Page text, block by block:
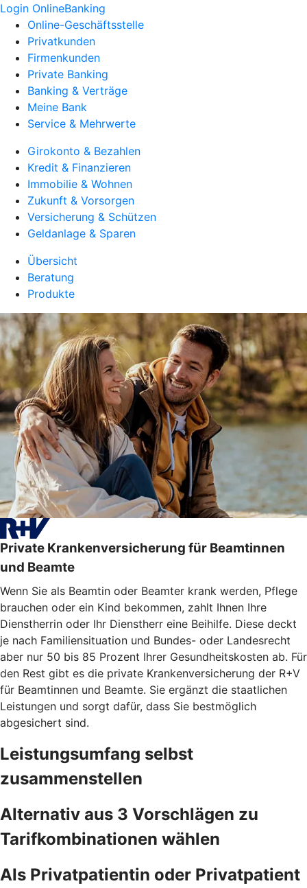
Login OnlineBanking
Online-Geschäftsstelle
Privatkunden
Firmenkunden
Private Banking
Banking & Verträge
Meine Bank
Service & Mehrwerte
Girokonto & Bezahlen
Kredit & Finanzieren
Immobilie & Wohnen
Zukunft & Vorsorgen
Versicherung & Schützen
Geldanlage & Sparen
Übersicht
Beratung
Produkte
Private Krankenversicherung für Beamtinnen
und Beamte
Wenn Sie als Beamtin oder Beamter krank werden, Pflege
brauchen oder ein Kind bekommen, zahlt Ihnen Ihre
Dienstherrin oder Ihr Dienstherr eine Beihilfe. Diese deckt
je nach Familiensituation und Bundes- oder Landesrecht
aber nur 50 bis 85 Prozent Ihrer Gesundheitskosten ab. Für
den Rest gibt es die private Krankenversicherung der R+V
für Beamtinnen und Beamte. Sie ergänzt die staatlichen
Leistungen und sorgt dafür, dass Sie bestmöglich
abgesichert sind.
Leistungsumfang selbst
zusammenstellen
Alternativ aus 3 Vorschlägen zu
Tarifkombinationen wählen
Als Privatpatientin oder Privatpatient